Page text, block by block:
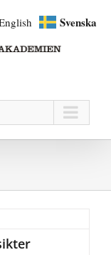
Svenska